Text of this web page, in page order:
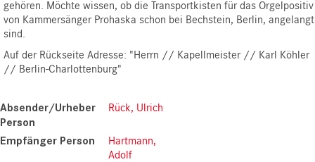
gehören. Möchte wissen, ob die Transportkisten für das Orgelpositiv
von Kammersänger Prohaska schon bei Bechstein, Berlin, angelangt
sind.
Auf der Rückseite Adresse: "Herrn // Kapellmeister // Karl Köhler
// Berlin-Charlottenburg"
Absender/Urheber
Person
Rück, Ulrich
Empfänger Person
Hartmann,
Adolf